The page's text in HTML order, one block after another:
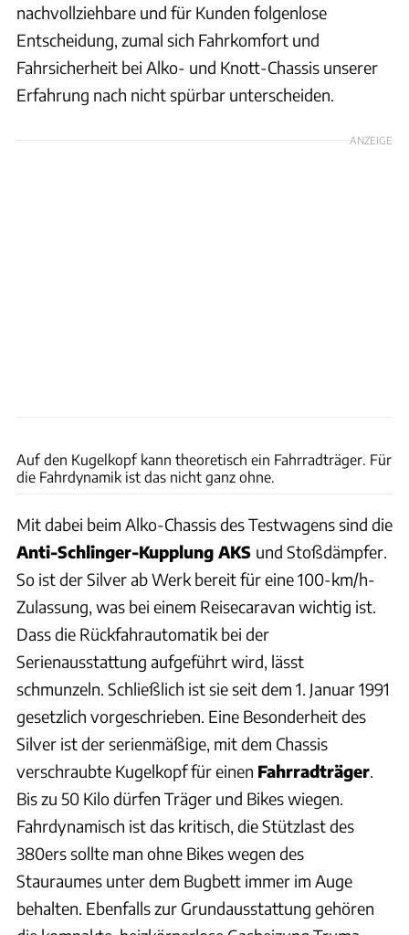
nachvollziehbare und für Kunden folgenlose
Entscheidung, zumal sich Fahrkomfort und
Fahrsicherheit bei Alko- und Knott-Chassis unserer
Erfahrung nach nicht spürbar unterscheiden.
ANZEIGE
Auf den Kugelkopf kann theoretisch ein Fahrradträger. Für
die Fahrdynamik ist das nicht ganz ohne.
Mit dabei beim Alko-Chassis des Testwagens sind die
Anti-Schlinger-Kupplung AKS und Stoßdämpfer.
So ist der Silver ab Werk bereit für eine 100-km/h-
Zulassung, was bei einem Reisecaravan wichtig ist.
Dass die Rückfahrautomatik bei der
Serienausstattung aufgeführt wird, lässt
schmunzeln. Schließlich ist sie seit dem 1. Januar 1991
gesetzlich vorgeschrieben. Eine Besonderheit des
Silver ist der serienmäßige, mit dem Chassis
verschraubte Kugelkopf für einen Fahrradträger.
Bis zu 50 Kilo dürfen Träger und Bikes wiegen.
Fahrdynamisch ist das kritisch, die Stützlast des
380ers sollte man ohne Bikes wegen des
Stauraumes unter dem Bugbett immer im Auge
behalten. Ebenfalls zur Grundausstattung gehören